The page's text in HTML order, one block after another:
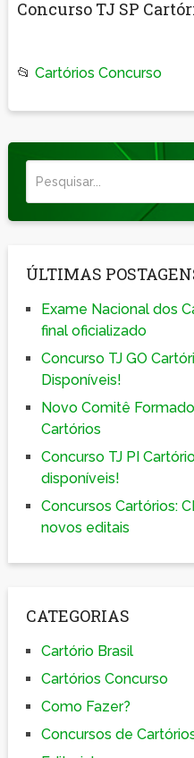
Concurso TJ SP
📂 Cartórios Concurso
ÚLTIMAS
Exame Nacional dos
final oficializado
Concurso TJ GO
Disponíveis!
Novo Comitê
Cartórios
Concurso TJ PI
disponíveis!
Concursos Cartórios:
novos editais
CATEGORIAS
Cartório Brasil
Cartórios Concurso
Como Fazer?
Concursos de